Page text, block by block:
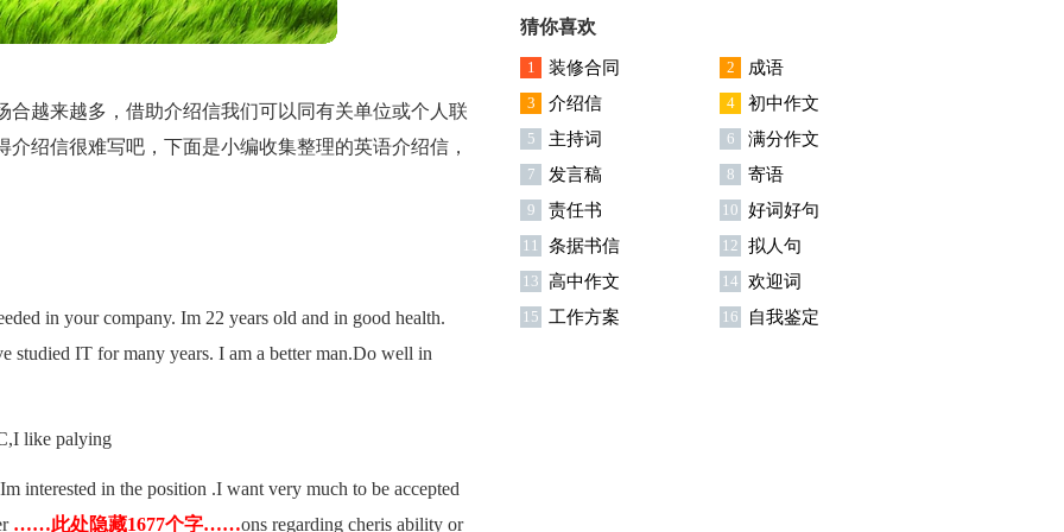
越来越多，借助介绍信我们可以同有关单位或个人联
绍信很难写吧，下面是小编收集整理的英语介绍信，
in your company. Im 22 years old and in good health.
IT for many years. I am a better man.Do well in
like palying
interested in the position .I want very much to be accepted
……此处隐藏1677个字……ons regarding cheris ability or
用15篇
猜你喜欢
1 装修合同 2 成语
3 介绍信 4 初中作文
5 主持词 6 满分作文
7 发言稿 8 寄语
9 责任书 10 好词好句
11 条据书信 12 拟人句
13 高中作文 14 欢迎词
15 工作方案 16 自我鉴定